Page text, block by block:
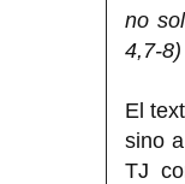
no
4,7-8)
El
sino
TJ